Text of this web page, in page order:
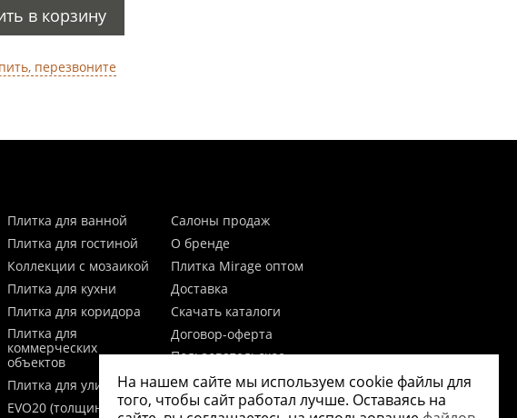
в корзину
перезвоните
Плитка для ванной
Плитка для гостиной
Коллекции с мозаикой
Плитка для кухни
Плитка для коридора
Плитка для
коммерческих
объектов
Плитка для улицы
EVO20 (толщина 20мм)
Салоны продаж
О бренде
Плитка Mirage оптом
Доставка
Скачать каталоги
Договор-оферта
Пользовательское
Согласие на обработку
персональных данных
На нашем сайте мы используем cookie файлы для
того, чтобы сайт работал лучше. Оставаясь на